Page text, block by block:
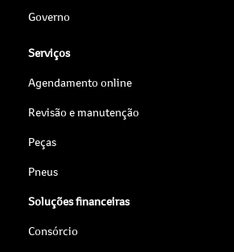
Governo
Serviços
Agendamento online
Revisão e manutenção
Peças
Pneus
Soluções financeiras
Consórcio